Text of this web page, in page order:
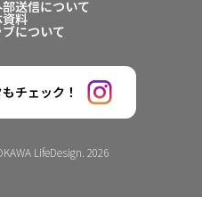
送信について
料
について
チェック！
LifeDesign. 2026